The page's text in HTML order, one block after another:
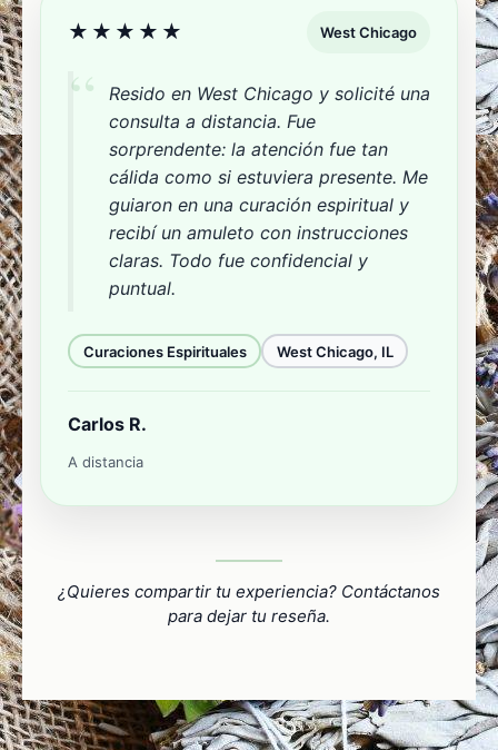
★★★★★ West Chicago
Resido en West Chicago y solicité una
consulta a distancia. Fue
sorprendente: la atención fue tan
cálida como si estuviera presente. Me
guiaron en una curación espiritual y
recibí un amuleto con instrucciones
claras. Todo fue confidencial y
puntual.
Curaciones Espirituales West Chicago, IL
Carlos R.
A distancia
¿Quieres compartir tu experiencia? Contáctanos
para dejar tu reseña.